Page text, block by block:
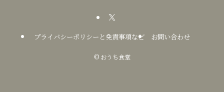
プライバシーポリシーと免責事項など お問い合わせ
©おうち食堂